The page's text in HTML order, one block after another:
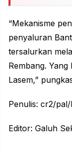
“Mekanisme
penyaluran
tersalurkan
Rembang. Yang
Lasem,”
Penulis: cr2/
Editor: Galuh